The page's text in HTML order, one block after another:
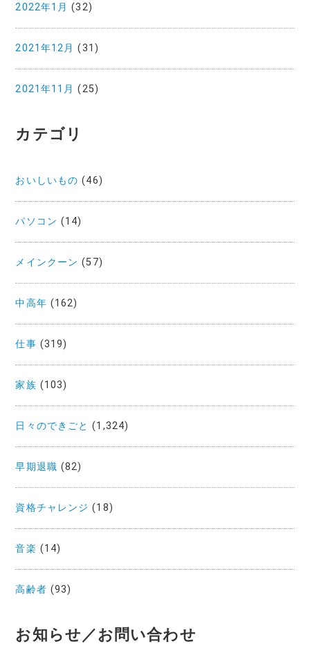
2022年1月 (32)
2021年12月 (31)
2021年11月 (25)
カテゴリ
おいしいもの (46)
パソコン (14)
メインクーン (57)
中高年 (162)
仕事 (319)
家族 (103)
日々のできごと (1,324)
早期退職 (82)
資格チャレンジ (18)
音楽 (14)
高齢者 (93)
お知らせ／お問い合わせ